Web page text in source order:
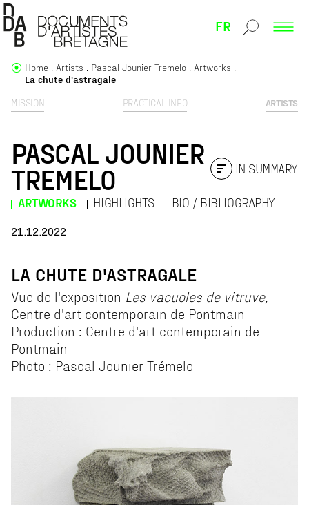
FR
MISSION PRACTICAL INFO ARTISTS
Home Artists Pascal Jounier Tremelo
Artworks
La chute d'astragale
PASCAL JOUNIER
TREMELO
ARTWORKS HIGHLIGHTS BIO / BIBLIOGRAPHY
IN SUMMARY
21.12.2022
LA CHUTE D'ASTRAGALE
Vue de l'exposition Les vacuoles de vitruve,
Centre d'art contemporain de Pontmain
Production : Centre d'art contemporain de
Pontmain
Photo : Pascal Jounier Trémelo